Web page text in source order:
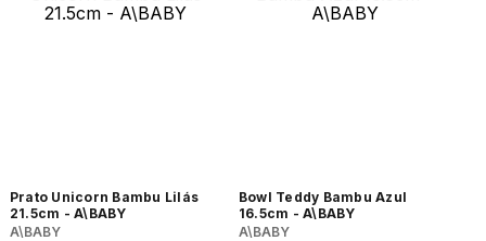
Prato Unicorn Bambu Lilás
21.5cm - A\BABY
A\BABY
Bowl Teddy Bambu Azul
16.5cm - A\BABY
A\BABY